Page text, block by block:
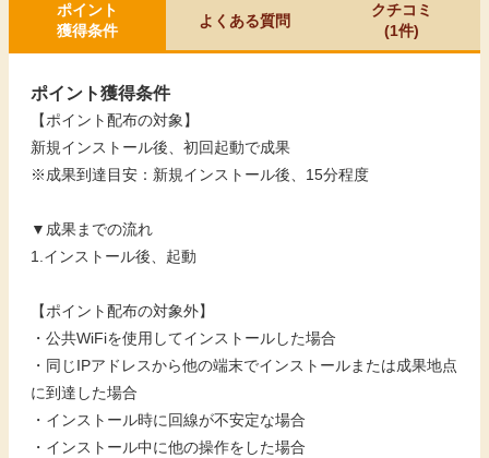
ポイント
獲得条件
よくある質問
クチコミ
(1件)
ポイント獲得条件
【ポイント配布の対象】
新規インストール後、初回起動で成果
※成果到達目安：新規インストール後、15分程度
▼成果までの流れ
1.インストール後、起動
【ポイント配布の対象外】
・公共WiFiを使用してインストールした場合
・同じIPアドレスから他の端末でインストールまたは成果地点
に到達した場合
・インストール時に回線が不安定な場合
・インストール中に他の操作をした場合